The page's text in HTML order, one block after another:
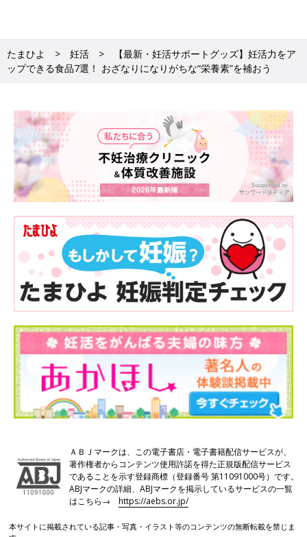
たまひよ 妊活
【最新・妊活サポートグッズ】妊活力をア
ップできる食品7選！ おざなりになりがちな“栄養素”を補おう
ＡＢＪマークは、この電子書店・電子書籍配信サービスが、
著作権者からコンテンツ使用許諾を得た正規版配信サービス
であることを示す登録商標（登録番号 第11091000号）です。
ABJマークの詳細、ABJマークを掲示しているサービスの一覧
はこちら→https://aebs.or.jp/
本サイトに掲載されている記事・写真・イラスト等のコンテンツの無断転載を禁じま